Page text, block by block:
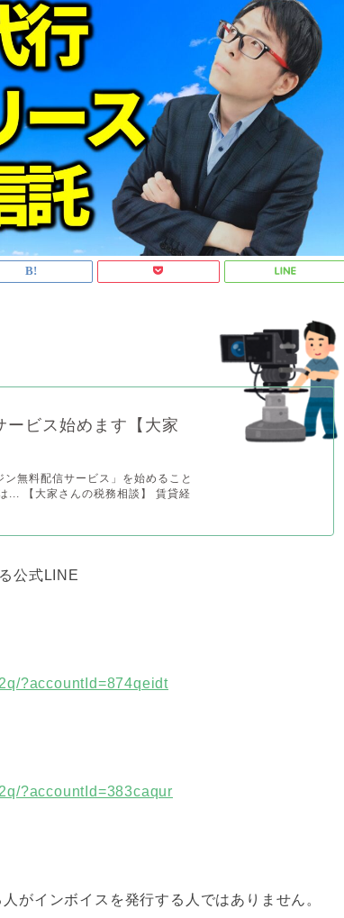
ービス始めます【大家
ン無料配信サービス」を始めること
... 【大家さんの税務相談】 賃貸経
公式LINE
?accountId=874qeidt
?accountId=383caqur
がインボイスを発行する人ではありません。